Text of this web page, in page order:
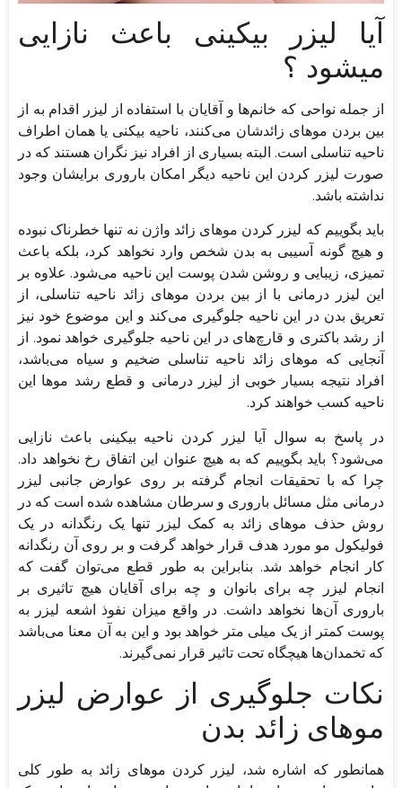
آیا لیزر بیکینی باعث نازایی
میشود ؟
از جمله نواحی که خانم‌ها و آقایان با استفاده از لیزر اقدام به از
بین بردن موهای زائدشان می‌کنند، ناحیه بیکنی یا همان اطراف
ناحیه تناسلی است. البته بسیاری از افراد نیز نگران هستند که در
صورت لیزر کردن این ناحیه دیگر امکان باروری برایشان وجود
نداشته باشد.
باید بگوییم که لیزر کردن مو‌های زائد واژن نه تنها خطرناک نبوده
و هیچ گونه آسیبی به بدن شخص وارد نخواهد کرد، بلکه باعث
تمیزی، زیبایی و روشن شدن پوست این ناحیه می‌شود. علاوه بر
این لیزر درمانی با از بین بردن موهای زائد ناحیه تناسلی، از
تعریق بدن در این ناحیه جلوگیری می‌کند و این موضوع خود نیز
از رشد باکتری و قارچ‌های در این ناحیه جلوگیری خواهد نمود. از
آنجایی که موهای زائد ناحیه تناسلی ضخیم و سیاه می‌باشد،
افراد نتیجه بسیار خوبی از لیزر درمانی و قطع رشد موها این
ناحیه کسب خواهند کرد.
در پاسخ به سوال آیا لیزر کردن ناحیه بیکینی باعث نازایی
می‌شود؟ باید بگوییم که به هیچ عنوان این اتفاق رخ نخواهد داد.
چرا که با تحقیقات انجام گرفته بر روی عوارض جانبی لیزر
درمانی مثل مسائل باروری و سرطان مشاهده شده است که در
روش حذف موهای زائد به کمک لیزر تنها یک رنگدانه در یک
فولیکول مو مورد هدف قرار خواهد گرفت و بر روی آن رنگدانه
کار انجام خواهد شد. بنابراین به طور قطع می‌توان گفت که
انجام لیزر چه برای بانوان و چه برای آقایان هیچ تاثیری بر
باروری آن‌ها نخواهد داشت. در واقع میزان نفوذ اشعه لیزر به
پوست کمتر از یک میلی متر خواهد بود و این به آن معنا می‌باشد
که تخمدان‌ها هیچگاه تحت تاثیر قرار نمی‌گیرند.
نکات جلوگیری از عوارض لیزر
موهای زائد بدن
همانطور که اشاره شد، لیزر کردن موهای زائد به طور کلی